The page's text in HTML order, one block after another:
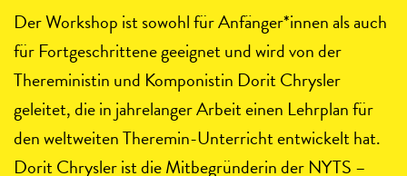
Der Workshop ist sowohl für Anfänger*innen als auch
für Fortgeschrittene geeignet und wird von der
Thereministin und Komponistin Dorit Chrysler
geleitet, die in jahrelanger Arbeit einen Lehrplan für
den weltweiten Theremin-Unterricht entwickelt hat.
Dorit Chrysler ist die Mitbegründerin der NYTS –